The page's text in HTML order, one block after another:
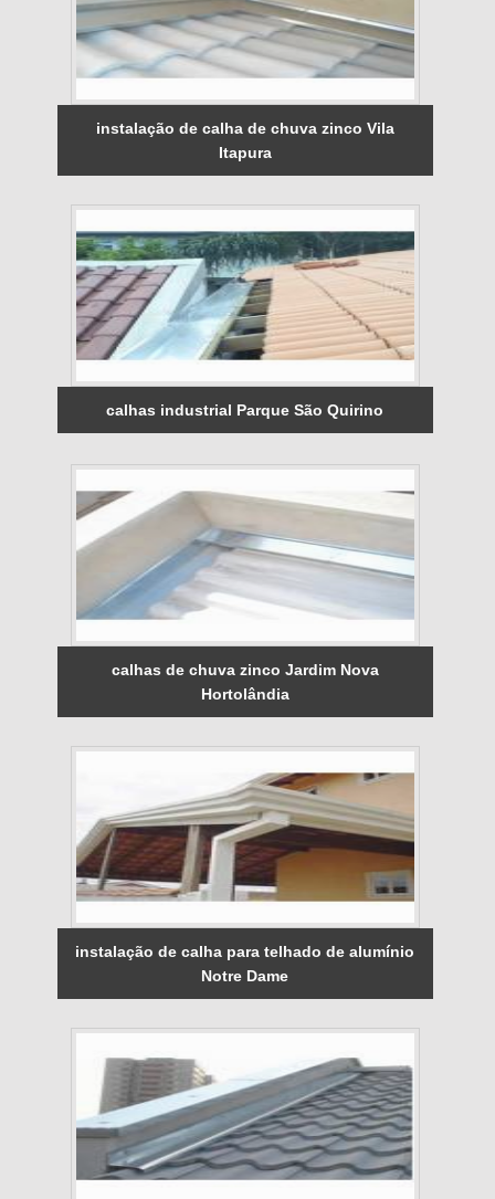
instalação de calha de chuva zinco Vila
Itapura
calhas industrial Parque São Quirino
calhas de chuva zinco Jardim Nova
Hortolândia
instalação de calha para telhado de alumínio
Notre Dame